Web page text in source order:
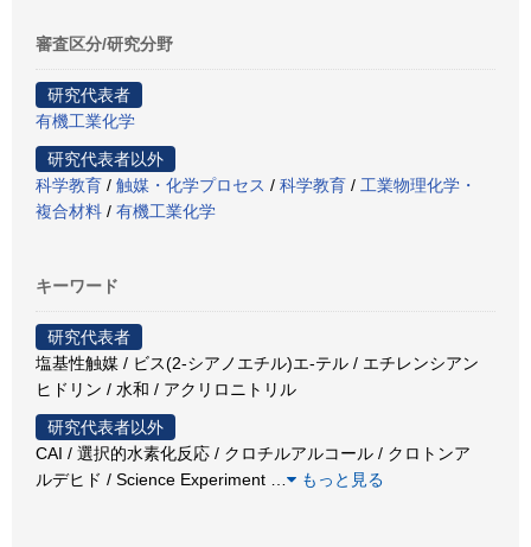
審査区分/研究分野
研究代表者
有機工業化学
研究代表者以外
科学教育 / 触媒・化学プロセス / 科学教育 / 工業物理化学・
複合材料 / 有機工業化学
キーワード
研究代表者
塩基性触媒 / ビス(2-シアノエチル)エ-テル / エチレンシアン
ヒドリン / 水和 / アクリロニトリル
研究代表者以外
CAI / 選択的水素化反応 / クロチルアルコール / クロトンア
ルデヒド / Science Experiment
もっと見る